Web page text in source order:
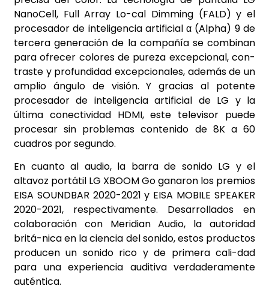
NanoCell, Full Array Lo-cal Dimming (FALD) y el
procesador de inteligencia artificial α (Alpha) 9 de
tercerageneración de la compañía se combinan
para ofrecer colores de pureza excepcional, con-
traste y profundidad excepcionales, además de un
amplio ángulo de visión. Y gracias al potente
procesador de inteligencia artificial de LG y la
última conectividad HDMI, este televisor puede
procesar sin problemas contenido de 8K a 60
cuadros por segundo.
En cuanto al audio, la barra de sonido LG y el
altavoz portátil LG XBOOM Go ganaron los premios
EISA SOUNDBAR 2020-2021 y EISA MOBILE SPEAKER
2020-2021, respectivamente. Desarrollados en
colaboración con Meridian Audio, la autoridad
britá-nica en la ciencia del sonido, estos productos
producen un sonido rico y de primera cali-dad
para una experiencia auditiva verdaderamente
auténtica.